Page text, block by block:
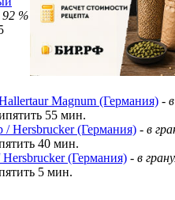
%
Magnum (Германия) -
55 мин.
/ Hersbrucker (Германия) - в
40 мин.
(Германия) - в
5 мин.